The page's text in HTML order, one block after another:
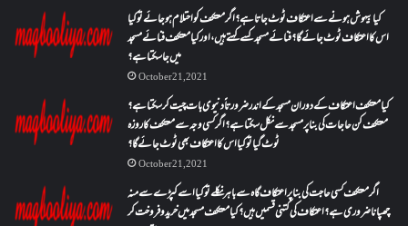
کیا بیہوش ہونے سے اعتکاف ٹوٹ جاتا ہے؟ اگر معتکف کو احتلام ہو جائے تو کیا
اس کا اعتکاف ٹوٹ جائے گا؟فنائے مسجد کسے کہتے ہیں ، اور کیا معتکف فنائے مسجد
میں جا سکتا ہے؟
October 21, 2021
کیا معتکف اعتکاف کے دوران مسجد کے اندر ضرورتاً دنیوی بات چیت کر سکتا ہے؟
معتکف کن حاجات کی بنا پر مسجد سے نکل سکتا ہے؟ اگر کسی وجہ سے معتکف کا روزہ
ٹوٹ گیا تو کیا اس کا اعتکاف بھی ٹوٹ جائے گا؟
October 21, 2021
اگر معتکف کسی حاجت کی بنا پر اعتکاف گاہ سے باہر نکلے تو کیا اسے کپڑے سے منہ
چھپانا ضروری ہے؟اعتکاف کی کتنی قسمیں ہیں؟کیا معتکف مسجد میں خرید و فروخت کر